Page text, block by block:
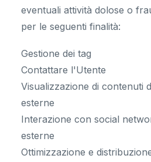
eventuali attività dolose o
per le seguenti finalità:
Gestione dei tag
Contattare l'Utente
Visualizzazione di contenuti
esterne
Interazione con social
esterne
Ottimizzazione e